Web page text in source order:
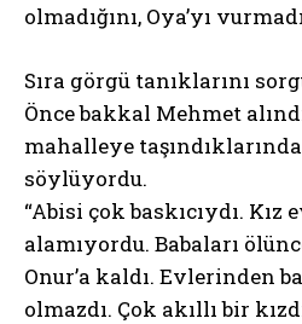
olmadığını, Oya’yı
Sıra görgü tanıklarını
Önce bakkal Mehmet
mahalleye
söylüyordu.
“Abisi çok baskıcıydı. Kız
alamıyordu. Babaları
Onur’a kaldı. Evlerinden
olmazdı. Çok akıllı bir